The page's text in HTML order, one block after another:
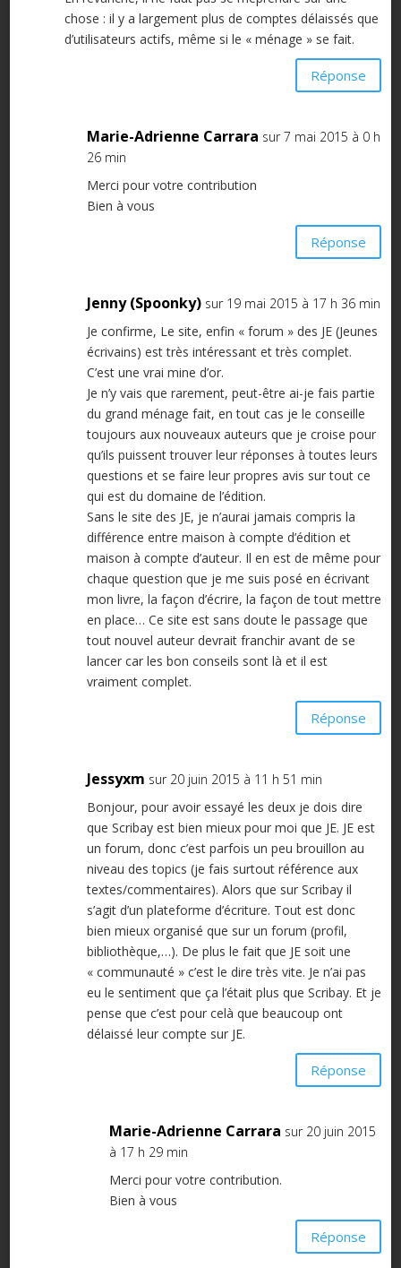
chose : il y a largement plus de comptes délaissés que
d’utilisateurs actifs, même si le « ménage » se fait.
Réponse
Marie-Adrienne Carrara sur 7 mai 2015 à 0 h
26 min
Merci pour votre contribution
Bien à vous
Réponse
Jenny (Spoonky) sur 19 mai 2015 à 17 h 36 min
Je confirme, Le site, enfin « forum » des JE (Jeunes
écrivains) est très intéressant et très complet.
C’est une vrai mine d’or.
Je n’y vais que rarement, peut-être ai-je fais partie
du grand ménage fait, en tout cas je le conseille
toujours aux nouveaux auteurs que je croise pour
qu’ils puissent trouver leur réponses à toutes leurs
questions et se faire leur propres avis sur tout ce
qui est du domaine de l’édition.
Sans le site des JE, je n’aurai jamais compris la
différence entre maison à compte d’édition et
maison à compte d’auteur. Il en est de même pour
chaque question que je me suis posé en écrivant
mon livre, la façon d’écrire, la façon de tout mettre
en place… Ce site est sans doute le passage que
tout nouvel auteur devrait franchir avant de se
lancer car les bon conseils sont là et il est
vraiment complet.
Réponse
Jessyxm sur 20 juin 2015 à 11 h 51 min
Bonjour, pour avoir essayé les deux je dois dire
que Scribay est bien mieux pour moi que JE. JE est
un forum, donc c’est parfois un peu brouillon au
niveau des topics (je fais surtout référence aux
textes/commentaires). Alors que sur Scribay il
s’agit d’un plateforme d’écriture. Tout est donc
bien mieux organisé que sur un forum (profil,
bibliothèque,…). De plus le fait que JE soit une
« communauté » c’est le dire très vite. Je n’ai pas
eu le sentiment que ça l’était plus que Scribay. Et je
pense que c’est pour celà que beaucoup ont
délaissé leur compte sur JE.
Réponse
Marie-Adrienne Carrara sur 20 juin 2015
à 17 h 29 min
Merci pour votre contribution.
Bien à vous
Réponse